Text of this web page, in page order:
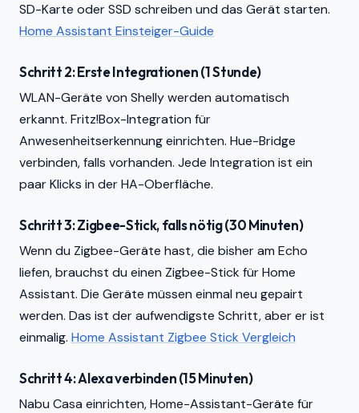
SD-Karte oder SSD schreiben und das Gerät starten.
Home Assistant Einsteiger-Guide
Schritt 2: Erste Integrationen (1 Stunde)
WLAN-Geräte von Shelly werden automatisch
erkannt. Fritz!Box-Integration für
Anwesenheitserkennung einrichten. Hue-Bridge
verbinden, falls vorhanden. Jede Integration ist ein
paar Klicks in der HA-Oberfläche.
Schritt 3: Zigbee-Stick, falls nötig (30 Minuten)
Wenn du Zigbee-Geräte hast, die bisher am Echo
liefen, brauchst du einen Zigbee-Stick für Home
Assistant. Die Geräte müssen einmal neu gepairt
werden. Das ist der aufwendigste Schritt, aber er ist
einmalig. Home Assistant Zigbee Stick Vergleich
Schritt 4: Alexa verbinden (15 Minuten)
Nabu Casa einrichten, Home-Assistant-Geräte für